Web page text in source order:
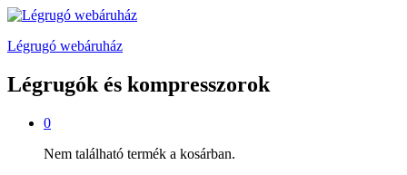
Légrugó webáruház
Légrugók és kompresszorok
0
Nem található termék a kosárban.